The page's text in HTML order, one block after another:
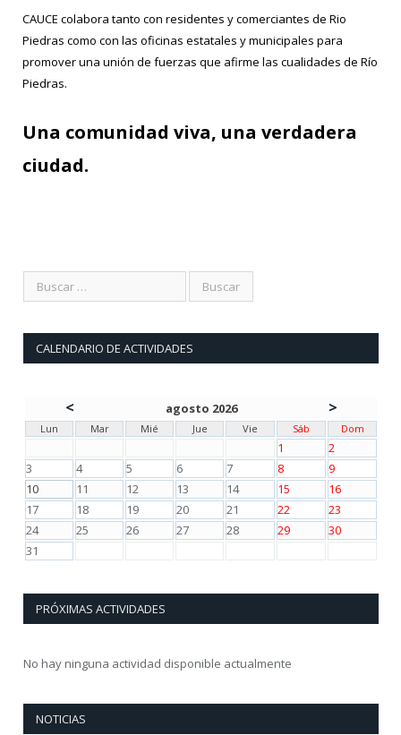
CAUCE colabora tanto con residentes y comerciantes de Rio
Piedras como con las oficinas estatales y municipales para
promover una unión de fuerzas que afirme las cualidades de Río
Piedras.
Una comunidad viva, una verdadera
ciudad.
CALENDARIO DE ACTIVIDADES
< agosto 2026 >
Lun Mar Mié Jue Vie Sáb Dom
1
2
3
4 5 6 7 8
9
10
11 12 13 14 15
16
17
18 19 20 21 22
23
24
25 26 27 28 29
30
31
PRÓXIMAS ACTIVIDADES
No hay ninguna actividad disponible actualmente
NOTICIAS